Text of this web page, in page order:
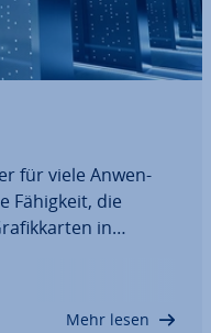
für viele An­wen­
Fähigkeit, die
in
Machine
Mehr lesen